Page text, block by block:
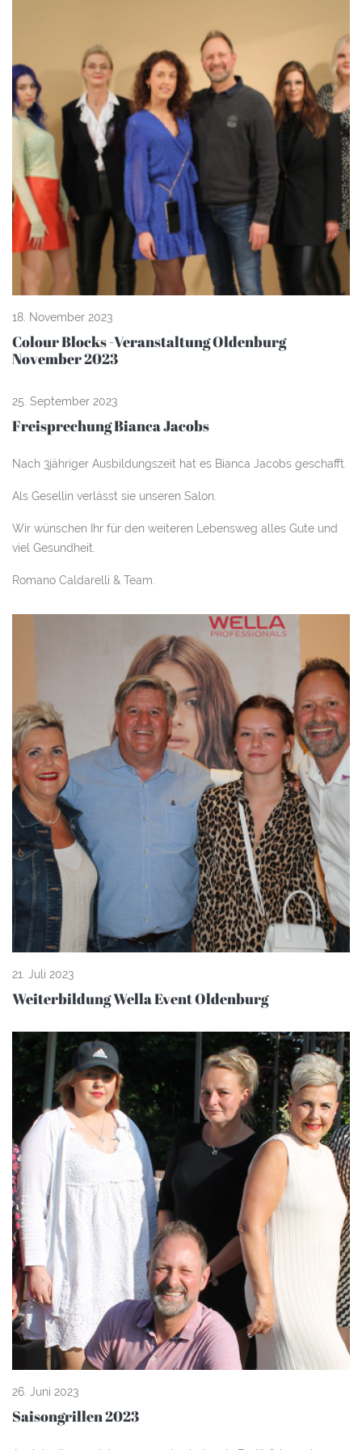
18. November 2023
Colour Blocks -Veranstaltung Oldenburg
November 2023
25. September 2023
Freisprechung Bianca Jacobs
Nach 3jähriger Ausbildungszeit hat es Bianca Jacobs geschafft.
Als Gesellin verlässt sie unseren Salon.
Wir wünschen Ihr für den weiteren Lebensweg alles Gute und
viel Gesundheit.
Romano Caldarelli & Team.
21. Juli 2023
Weiterbildung Wella Event Oldenburg
26. Juni 2023
Saisongrillen 2023